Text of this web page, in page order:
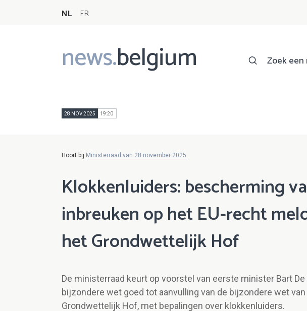
NL FR
news.belgium
Main
navigation
Zoek
28 NOV 2025 19:20
Hoort bij Ministerraad van 28 november 2025
Klokkenluiders: bescherming
inbreuken op het EU-recht
het Grondwettelijk Hof
De ministerraad keurt op voorstel van eerste minister Bart
bijzondere wet goed tot aanvulling van de bijzondere wet
Grondwettelijk Hof, met bepalingen over klokkenluiders.